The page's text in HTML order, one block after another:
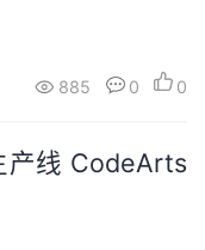
885 0 0
产线 CodeArts